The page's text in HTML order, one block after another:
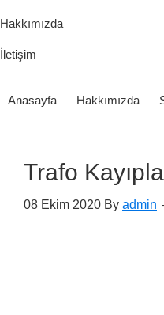
Hakkımızda
İletişim
Anasayfa Hakkımızda
Trafo
08 Ekim 2020 By admin